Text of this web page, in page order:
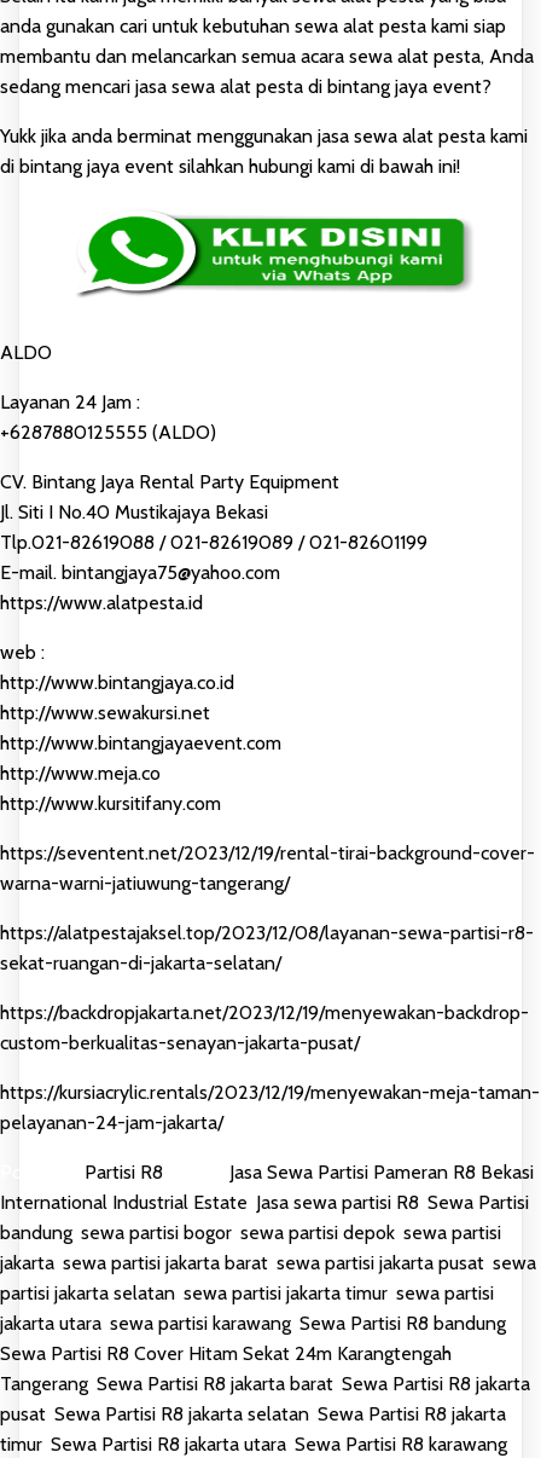
anda gunakan cari untuk kebutuhan sewa alat pesta kami siap
membantu dan melancarkan semua acara sewa alat pesta, Anda
sedang mencari jasa sewa alat pesta di bintang jaya event?
Yukk jika anda berminat menggunakan jasa sewa alat pesta kami
di bintang jaya event silahkan hubungi kami di bawah ini!
ALDO
Layanan 24 Jam :
+6287880125555 (ALDO)
CV. Bintang Jaya Rental Party Equipment
Jl. Siti I No.40 Mustikajaya Bekasi
Tlp.021-82619088 / 021-82619089 / 021-82601199
E-mail. bintangjaya75@yahoo.com
https://www.alatpesta.id
web :
http://www.bintangjaya.co.id
http://www.sewakursi.net
http://www.bintangjayaevent.com
http://www.meja.co
http://www.kursitifany.com
https://seventent.net/2023/12/19/rental-tirai-background-cover-
warna-warni-jatiuwung-tangerang/
https://alatpestajaksel.top/2023/12/08/layanan-sewa-partisi-r8-
sekat-ruangan-di-jakarta-selatan/
https://backdropjakarta.net/2023/12/19/menyewakan-backdrop-
custom-berkualitas-senayan-jakarta-pusat/
https://kursiacrylic.rentals/2023/12/19/menyewakan-meja-taman-
pelayanan-24-jam-jakarta/
Partisi R8
Jasa Sewa Partisi Pameran R8 Bekasi
International Industrial Estate Jasa sewa partisi R8 Sewa Partisi
bandung sewa partisi bogor sewa partisi depok sewa partisi
jakarta sewa partisi jakarta barat sewa partisi jakarta pusat sewa
partisi jakarta selatan sewa partisi jakarta timur sewa partisi
jakarta utara sewa partisi karawang Sewa Partisi R8 bandung
Sewa Partisi R8 Cover Hitam Sekat 24m Karangtengah
Tangerang Sewa Partisi R8 jakarta barat Sewa Partisi R8 jakarta
pusat Sewa Partisi R8 jakarta selatan Sewa Partisi R8 jakarta
timur Sewa Partisi R8 jakarta utara Sewa Partisi R8 karawang